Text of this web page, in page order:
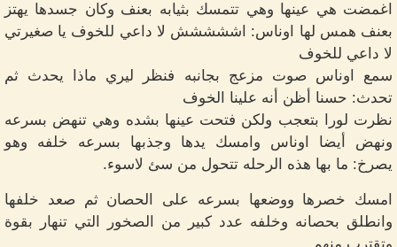
اغمضت هي عينها وهي تتمسك بثيابه بعنف وكان جسدها يهتز
بعنف همس لها اوناس: اششششش لا داعي للخوف يا صغيرتي
لا داعي للخوف
سمع اوناس صوت مزعج بجانبه فنظر ليري ماذا يحدث ثم
تحدث: حسنا أظن أنه علينا الخوف
نظرت لورا بتعجب ولكن فتحت عينها بشده وهي تنهض بسرعه
ونهض أيضا اوناس وامسك يدها وجذبها بسرعه خلفه وهو
يصرخ: ما بها هذه الرحله تتحول من سئ لاسوء.
امسك خصرها ووضعها بسرعه على الحصان ثم صعد خلفها
وانطلق بحصانه وخلفه عدد كبير من الصخور التي تنهار بقوة